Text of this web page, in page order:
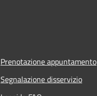
Prenotazione appuntamento
Segnalazione disservizio